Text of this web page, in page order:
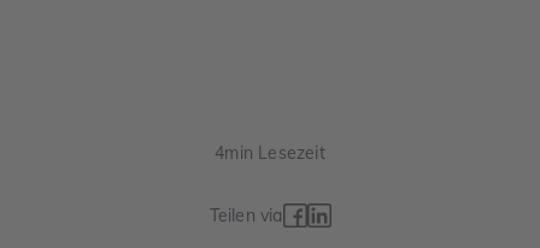
4min Lesezeit
Teilen via